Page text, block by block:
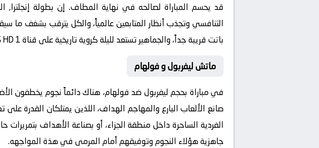
قد يحسم المباراة لصالحه في نهاية المطاف. إن بطولة إنجلترا,
التنافسي وتجذب أنظار المتابعين عالمياً، والكل يترقب بشغف ما
باتت قريبة جداً، والجماهير تستعد لليلة كروية تاريخية على قناة beIN SPORTS HD 1 بصوت المعلق الكبير عبر
ماتش ليفربول و فولهام
في مباراة بحجمليفربول ضد فولهام، هناك دائماً نجوم يخطفون
صانع الألعاب البارع والمهاجم الهداف، اللذين يمتلكان القدرة
الفردية الساحرة داخل منطقة الجزاء، أو بصناعة الأهداف
جاهزية هؤلاء النجوم وتوفيقهم أمام المرمى في هذة المواجهه.